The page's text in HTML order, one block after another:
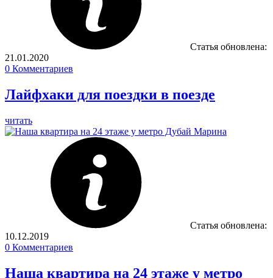
Статья обновлена:
21.01.2020
0 Комментариев
Лайфхаки для поездки в поезде
читать
Статья обновлена:
10.12.2019
0 Комментариев
Наша квартира на 24 этаже у метро